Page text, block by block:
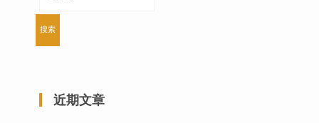
近期文章